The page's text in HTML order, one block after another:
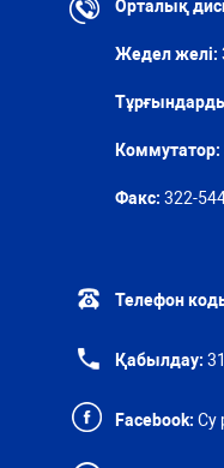
Орталық
Жедел желі:
Коммутатор:
Факс: 322-
Телефон
Қабылдау:
Facebook: Су